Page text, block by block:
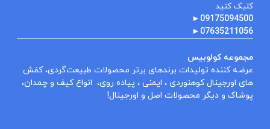
کلیک کنید
09175094500
►
07635211056
►
مجموعه کولوبیس
عرضه کننده تولیدات برندهای برتر محصولات طبیعت‌گردی، کفش
های اورجینال کوهنوردی ، ایمنی ، پیاده روی، انواع کیف و چمدان،
پوشاک و دیگر محصولات اصل و اورجینال!